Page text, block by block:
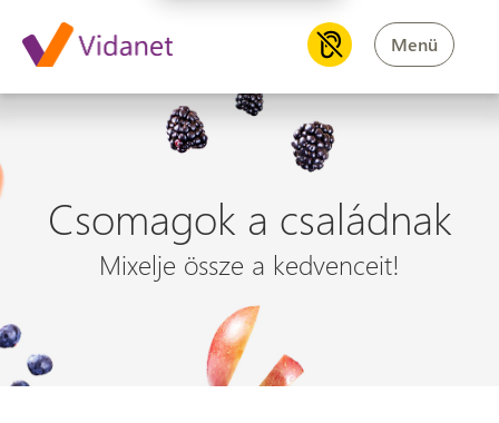
Menü
Csomagok a családnak
Mixelje össze a kedvenceit!